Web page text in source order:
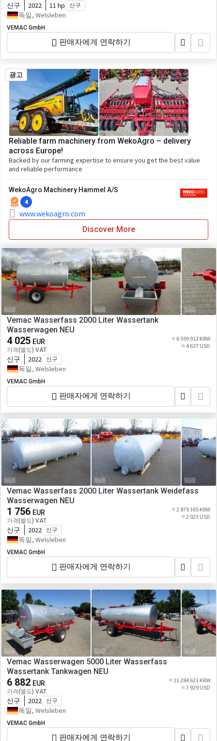
신구 2022 11 hp 신구
독일, Welsleben
VEMAC GmbH
판매자에게 연락하기
광고
Reliable farm machinery from WekoAgro – delivery
across Europe!
Backed by our farming expertise to ensure you get the best value
and reliable performance
WekoAgro Machinery Hammel A/S
4
www.wekoagro.com
Discover More
Vemac Wasserfass 2000 Liter Wassertank
Wasserwagen NEU
4 025 EUR
가격(별도) VAT
≈ 6 599 913 KRW
≈ 4 637 USD
신구 2022 신구
독일, Welsleben
VEMAC GmbH
판매자에게 연락하기
Vemac Wasserfass 2000 Liter Wassertank Weidefass
Wasserwagen NEU
1 756 EUR
가격(별도) VAT
≈ 2 879 365 KRW
≈ 2 023 USD
신구 2022 신구
독일, Welsleben
VEMAC GmbH
판매자에게 연락하기
Vemac Wasserwagen 5000 Liter Wasserfass
Wassertank Tankwagen NEU
6 882 EUR
가격(별도) VAT
≈ 11 284 621 KRW
≈ 7 929 USD
신구 2022 신구
독일, Welsleben
VEMAC GmbH
판매자에게 연락하기